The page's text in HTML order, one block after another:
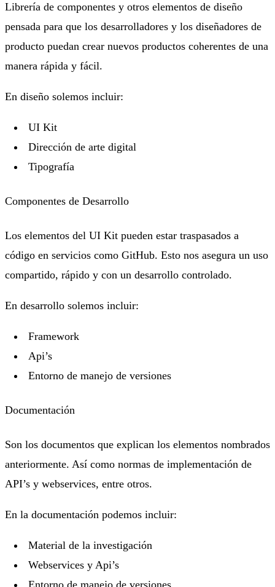
Librería de componentes y otros elementos de diseño
pensada para que los desarrolladores y los diseñadores de
producto puedan crear nuevos productos coherentes de una
manera rápida y fácil.
En diseño solemos incluir:
UI Kit
Dirección de arte digital
Tipografía
Componentes de Desarrollo
Los elementos del UI Kit pueden estar traspasados a
código en servicios como GitHub. Esto nos asegura un uso
compartido, rápido y con un desarrollo controlado.
En desarrollo solemos incluir:
Framework
Api’s
Entorno de manejo de versiones
Documentación
Son los documentos que explican los elementos nombrados
anteriormente. Así como normas de implementación de
API’s y webservices, entre otros.
En la documentación podemos incluir:
Material de la investigación
Webservices y Api’s